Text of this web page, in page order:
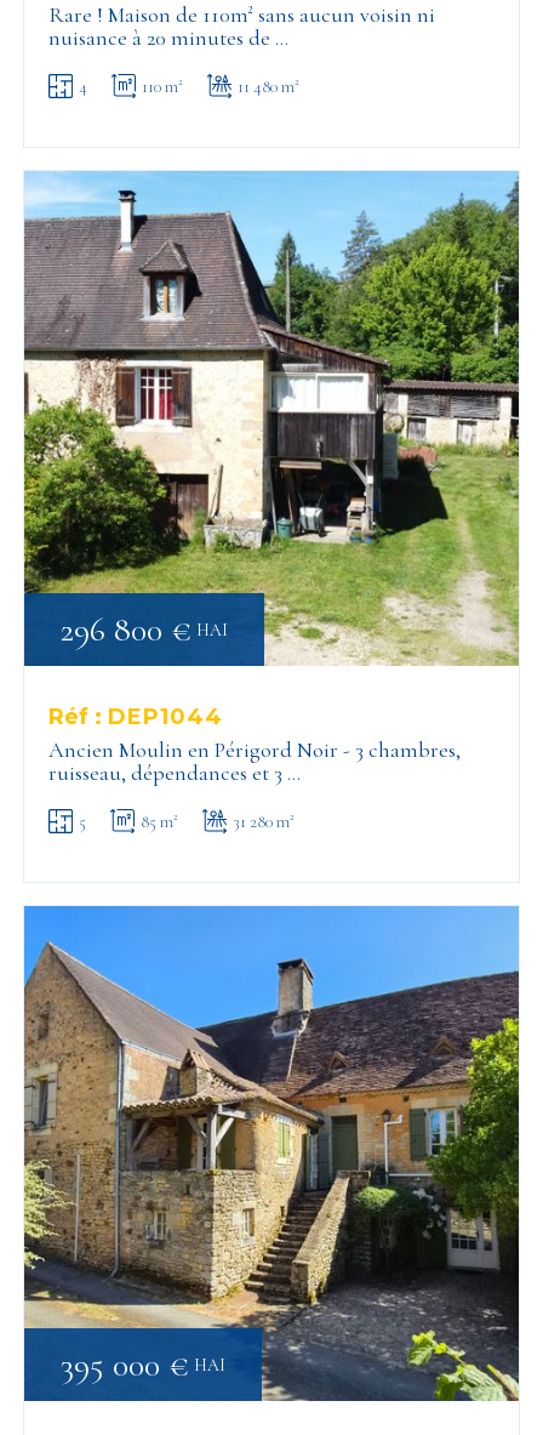
Rare ! Maison de 110m² sans aucun voisin ni
nuisance à 20 minutes de …
4 110 m² 11 480 m²
Réf : DEP1044
Ancien Moulin en Périgord Noir - 3 chambres,
ruisseau, dépendances et 3 …
5 85 m² 31 280 m²
296 800 € HAI
395 000 € HAI